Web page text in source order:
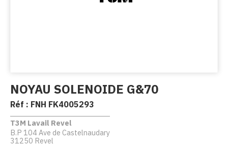
NOYAU SOLENOIDE G&70
Réf : FNH FK4005293
T3M Lavail Revel
B.P 104 Ave de Castelnaudary
31250 Revel